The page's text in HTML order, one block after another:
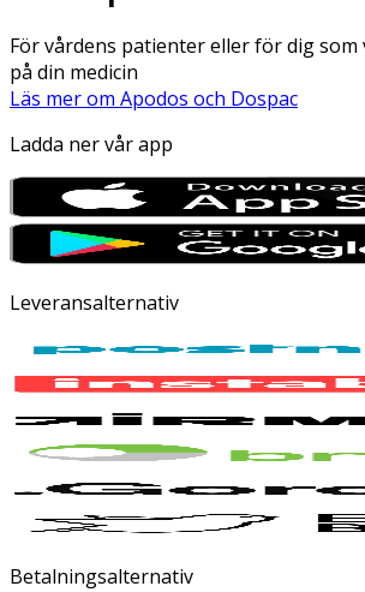
För vårdens patienter eller för dig
på din medicin
Läs mer om Apodos och Dospac
Ladda ner vår app
Leveransalternativ
Betalningsalternativ